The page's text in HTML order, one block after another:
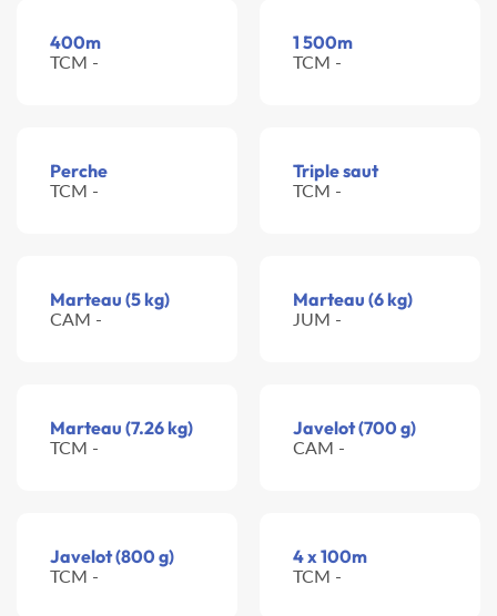
400m
TCM -
1 500m
TCM -
Perche
TCM -
Triple saut
TCM -
Marteau (5 kg)
CAM -
Marteau (6 kg)
JUM -
Marteau (7.26 kg)
TCM -
Javelot (700 g)
CAM -
Javelot (800 g)
TCM -
4 x 100m
TCM -